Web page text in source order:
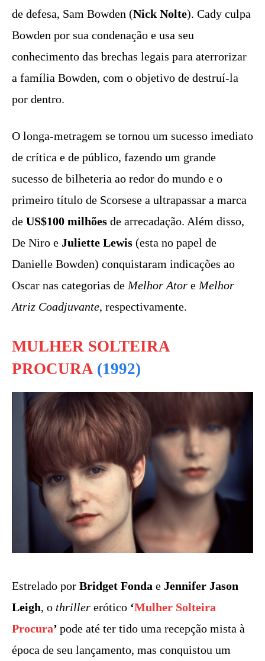
de defesa, Sam Bowden (Nick Nolte). Cady culpa
Bowden por sua condenação e usa seu
conhecimento das brechas legais para aterrorizar
a família Bowden, com o objetivo de destruí-la
por dentro.
O longa-metragem se tornou um sucesso imediato
de crítica e de público, fazendo um grande
sucesso de bilheteria ao redor do mundo e o
primeiro título de Scorsese a ultrapassar a marca
de US$100 milhões de arrecadação. Além disso,
De Niro e Juliette Lewis (esta no papel de
Danielle Bowden) conquistaram indicações ao
Oscar nas categorias de Melhor Ator e Melhor
Atriz Coadjuvante, respectivamente.
MULHER SOLTEIRA
PROCURA(1992)
Estrelado por Bridget Fonda e Jennifer Jason
Leigh, o thriller erótico ‘Mulher Solteira
Procura’ pode até ter tido uma recepção mista à
época de seu lançamento, mas conquistou um